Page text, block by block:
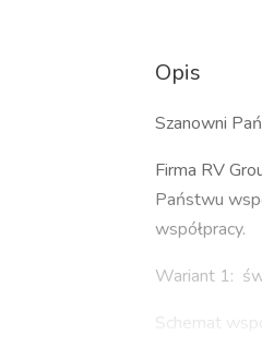
Opis
Szanowni
Firma RV
Państwu
współpracy.
Wariant 1:
Schemat